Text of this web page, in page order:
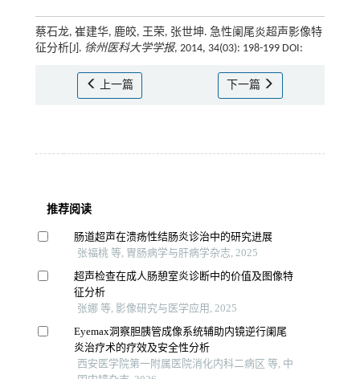
蔡石龙, 崔建华, 鹿皎, 王荣, 张世坤. 急性阑尾炎超声影像特
征分析[J]. 徐州医科大学学报, 2014, 34(03): 198-199 DOI:
上一篇 下一篇